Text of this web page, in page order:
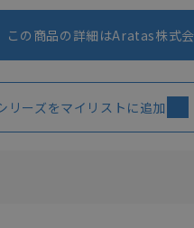
この商品の詳細はAratas株式
リーズをマイリストに追加